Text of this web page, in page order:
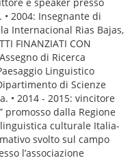
2004: Insegnante di
Internacional Rias Bajas,
FINANZIATI CON
di Ricerca
Linguistico
di Scienze
• 2014 - 2015: vincitore
promosso dalla Regione
culturale Italia-
svolto sul campo
l’associazione